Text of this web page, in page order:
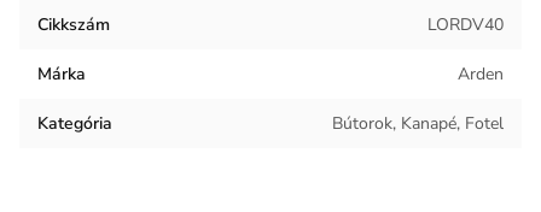
Keret anyaga Fa
Kárpit anyaga Bársony
Cikkszám LORDV40
Márka Arden
Kategória Bútorok, Kanapé, Fotel